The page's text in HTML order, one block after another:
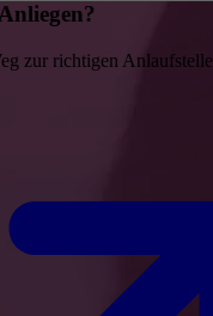
zur richtigen Anlaufstelle